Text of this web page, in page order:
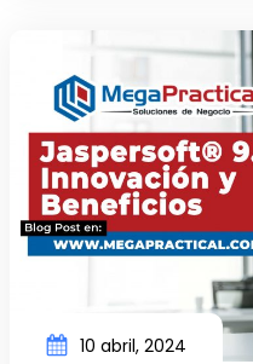
10 abril, 2024